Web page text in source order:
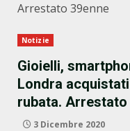
Arrestato 39enne
Notizie
Gioielli,
Londra
rubata. Arrestato
3 Dicembre 2020